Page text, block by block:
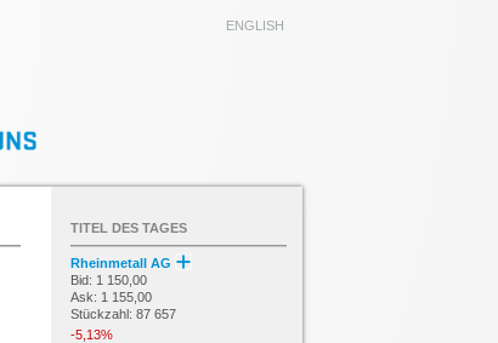
ENGLISH
TITEL DES TAGES
Rheinmetall AG
Bid: 1 150,00
Ask: 1 155,00
Stückzahl: 87 657
-5,13%